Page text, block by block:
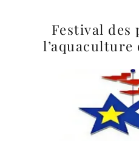
Festival des
l’aquaculture